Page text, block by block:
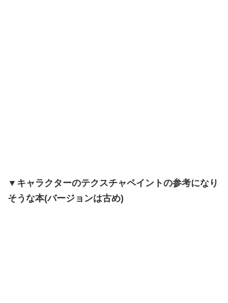
▼キャラクターのテクスチャペイントの参考になり
そうな本(バージョンは古め)